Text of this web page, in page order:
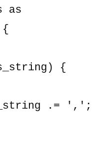
as
{
{
.= ',';